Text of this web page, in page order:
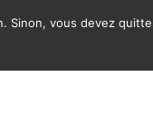
Sinon, vous devez